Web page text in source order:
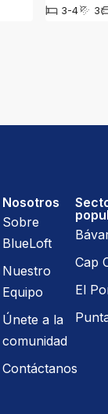
3-4 3
Nosotros
Sobre
BlueLoft
Nuestro
Equipo
Únete a la
comunidad
Contáctanos
Cap
El